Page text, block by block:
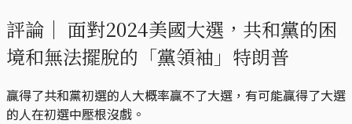
評論｜ 面對2024美國大選，共和黨的困
境和無法擺脫的「黨領袖」特朗普
贏得了共和黨初選的人大概率贏不了大選，有可能贏得了大選
的人在初選中壓根沒戲。